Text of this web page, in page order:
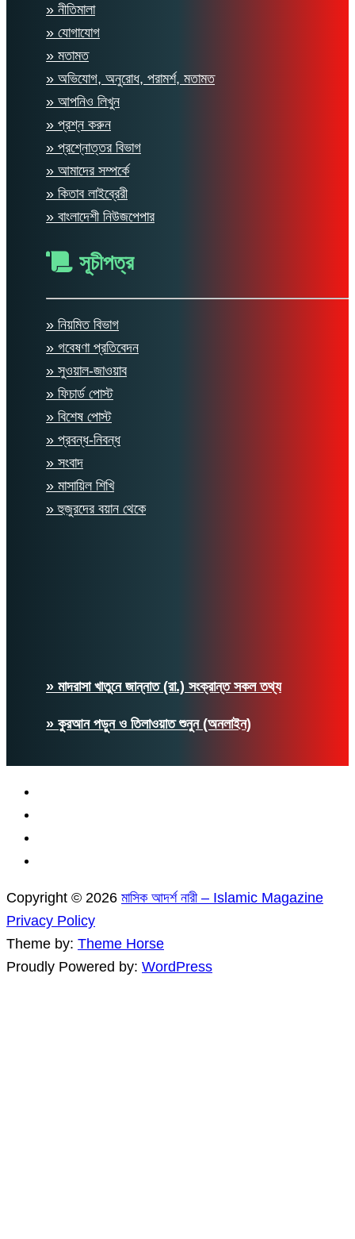
» নীতিমালা
» যোগাযোগ
» মতামত
» অভিযোগ, অনুরোধ, পরামর্শ, মতামত
» আপনিও লিখুন
» প্রশ্ন করুন
» প্রশ্নোত্তর বিভাগ
» আমাদের সম্পর্কে
» কিতাব লাইব্রেরী
» বাংলাদেশী নিউজপেপার
সূচীপত্র
» নিয়মিত বিভাগ
» গবেষণা প্রতিবেদন
» সুওয়াল-জাওয়াব
» ফিচার্ড পোস্ট
» বিশেষ পোস্ট
» প্রবন্ধ-নিবন্ধ
» সংবাদ
» মাসায়িল শিখি
» হুজুরদের বয়ান থেকে
» মাদরাসা খাতুনে জান্নাত (রা.) সংক্রান্ত সকল তথ্য
» কুরআন পড়ুন ও তিলাওয়াত শুনুন (অনলাইন)
Copyright © 2026 মাসিক আদর্শ নারী – Islamic Magazine
Privacy Policy
Theme by: Theme Horse
Proudly Powered by: WordPress